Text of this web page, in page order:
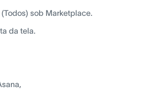
sob Marketplace.
da tela.